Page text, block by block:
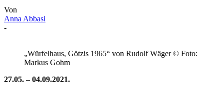
Von
Anna Abbasi
-
„Würfelhaus, Götzis 1965“ von Rudolf Wäger © Foto:
Markus Gohm
27.05. – 04.09.2021.